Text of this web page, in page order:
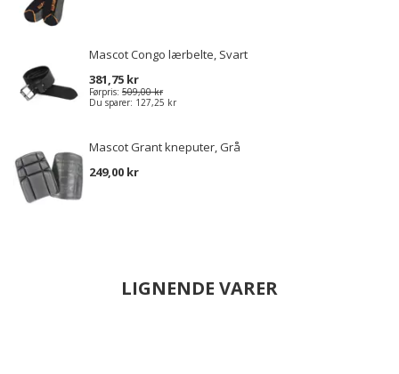
Mascot Congo lærbelte, Svart
381,75 kr
Førpris: 509,00 kr
Du sparer: 127,25 kr
Mascot Grant kneputer, Grå
249,00 kr
LIGNENDE VARER